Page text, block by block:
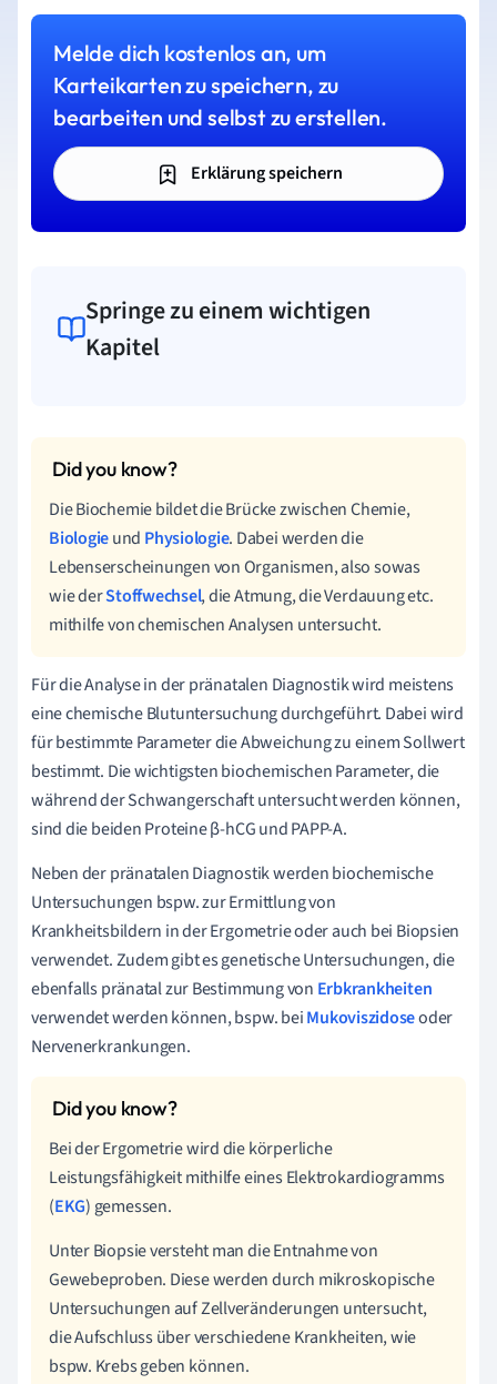
Melde dich kostenlos an, um
Karteikarten zu speichern, zu
bearbeiten und selbst zu erstellen.
Erklärung speichern
Springe zu einem wichtigen
Kapitel
Die Biochemie bildet die Brücke zwischen Chemie,
Biologieund Physiologie. Dabei werden die
Lebenserscheinungen von Organismen, also sowas
wie derStoffwechsel, die Atmung, die Verdauung etc.
mithilfe von chemischen Analysen untersucht.
Für die Analyse in der pränatalen Diagnostik wird meistens
eine chemische Blutuntersuchung durchgeführt. Dabei wird
für bestimmte Parameter die Abweichung zu einem Sollwert
bestimmt. Die wichtigsten biochemischen Parameter, die
während der Schwangerschaft untersucht werden können,
sind die beiden Proteine β-hCG und PAPP-A.
Neben der pränatalen Diagnostik werden biochemische
Untersuchungen bspw. zur Ermittlung von
Krankheitsbildern in der Ergometrie oder auch bei Biopsien
verwendet. Zudem gibt es genetische Untersuchungen, die
ebenfalls pränatal zur Bestimmung von Erbkrankheiten
verwendet werden können, bspw. beiMukoviszidoseoder
Nervenerkrankungen.
Bei der Ergometrie wird die körperliche
Leistungsfähigkeit mithilfe eines Elektrokardiogramms
(EKG) gemessen.
Unter Biopsie versteht man die Entnahme von
Gewebeproben. Diese werden durch mikroskopische
Untersuchungen auf Zellveränderungen untersucht,
die Aufschluss über verschiedene Krankheiten, wie
bspw. Krebs geben können.